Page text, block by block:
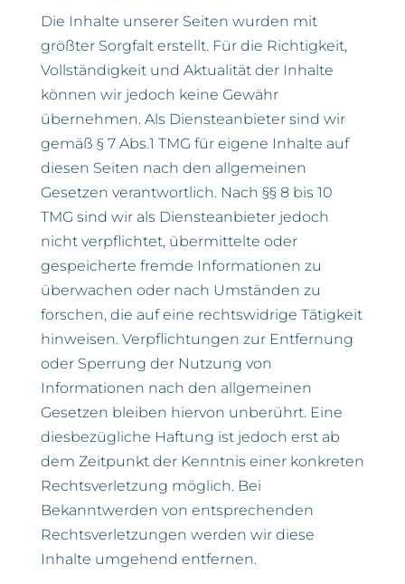
Die Inhalte unserer Seiten wurden mit
größter Sorgfalt erstellt. Für die Richtigkeit,
Vollständigkeit und Aktualität der Inhalte
können wir jedoch keine Gewähr
übernehmen. Als Diensteanbieter sind wir
gemäß § 7 Abs.1 TMG für eigene Inhalte auf
diesen Seiten nach den allgemeinen
Gesetzen verantwortlich. Nach §§ 8 bis 10
TMG sind wir als Diensteanbieter jedoch
nicht verpflichtet, übermittelte oder
gespeicherte fremde Informationen zu
überwachen oder nach Umständen zu
forschen, die auf eine rechtswidrige Tätigkeit
hinweisen. Verpflichtungen zur Entfernung
oder Sperrung der Nutzung von
Informationen nach den allgemeinen
Gesetzen bleiben hiervon unberührt. Eine
diesbezügliche Haftung ist jedoch erst ab
dem Zeitpunkt der Kenntnis einer konkreten
Rechtsverletzung möglich. Bei
Bekanntwerden von entsprechenden
Rechtsverletzungen werden wir diese
Inhalte umgehend entfernen.